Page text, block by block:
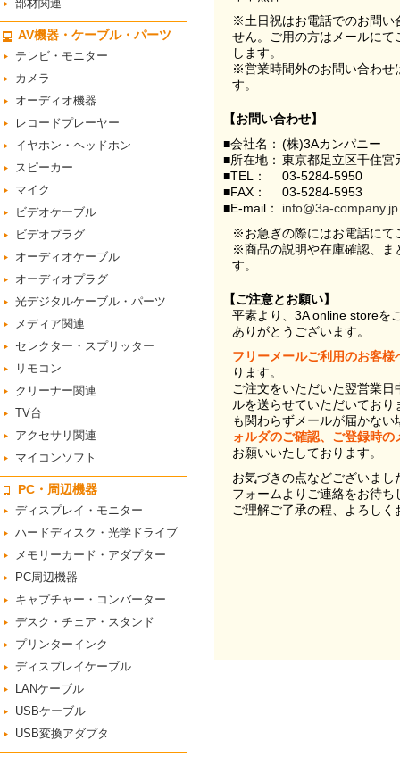
※土日祝はお電話でのお問い
せん。ご用の方はメールに
します。
※営業時間外のお問い合わせ
す。
【お問い合わせ】
■会社名： (株)3Aカンパニー
■所在地： 東京都足立区千住
■TEL：
03-5284-5950
■FAX：
03-5284-5953
■E-mail：
info@3a-company.jp
※お急ぎの際にはお電話にて
※商品の説明や在庫確認、ま
す。
【ご注意とお願い】
平素より、3A online storeを
ありがとうございます。
フリーメールご利用のお客様
ります。
ご注文をいただいた翌営業
ルを送らせていただいてお
も関わらずメールが届かない
ォルダのご確認、ご登録時
お願いいたしております。
お気づきの点などございま
フォームよりご連絡をお待ち
ご理解ご了承の程、よろし
部材関連
AV機器・ケーブル・パーツ
テレビ・モニター
カメラ
オーディオ機器
レコードプレーヤー
イヤホン・ヘッドホン
スピーカー
マイク
ビデオケーブル
ビデオプラグ
オーディオケーブル
オーディオプラグ
光デジタルケーブル・パーツ
メディア関連
セレクター・スプリッター
リモコン
クリーナー関連
TV台
アクセサリ関連
マイコンソフト
PC・周辺機器
ディスプレイ・モニター
ハードディスク・光学ドライブ
メモリーカード・アダプター
PC周辺機器
キャプチャー・コンバーター
デスク・チェア・スタンド
プリンターインク
ディスプレイケーブル
LANケーブル
USBケーブル
USB変換アダプタ